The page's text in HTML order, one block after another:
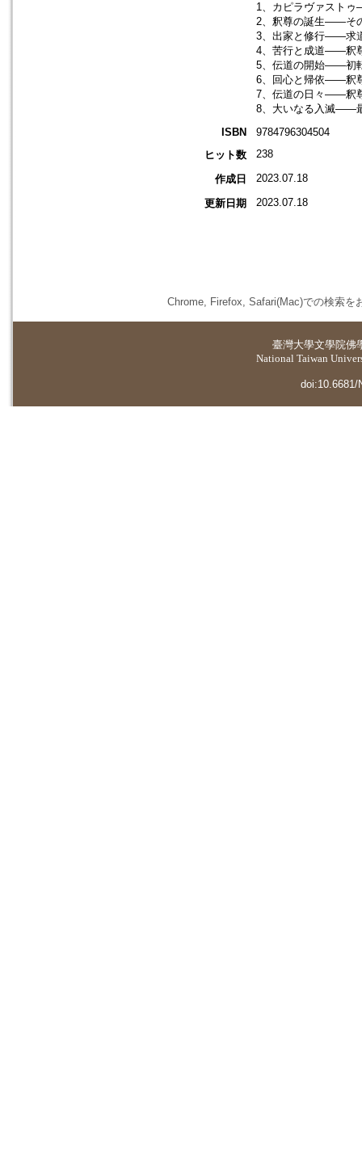
1、カピラヴァスト
2、釈尊の誕生――そ
3、出家と修行――求
4、苦行と成道――釈
5、伝道の開始――初
6、回心と帰依――釈
7、伝道の日々――釈
8、大いなる入滅――
ISBN
9784796304504
ヒット数
238
作成日 2023.07.18
更新日期 2023.07.18
Chrome, Firefox, Safari(Mac)での検索を
臺灣大學文學院佛
National Taiwan
doi:10.6681/